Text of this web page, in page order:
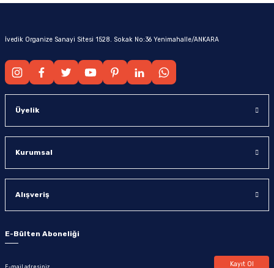
İvedik Organize Sanayi Sitesi 1528. Sokak No:36 Yenimahalle/ANKARA
Üyelik
Kurumsal
Alışveriş
E-Bülten Aboneliği
Kayıt Ol